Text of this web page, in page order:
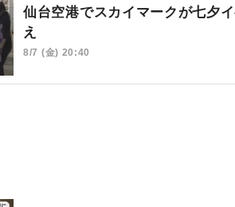
仙台空港でスカイマークが七夕
え
8/7 (金) 20:40